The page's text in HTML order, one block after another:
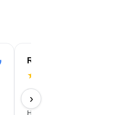
Rachida
★
Professionelles Auftreten. Klare
korrekte Vereinbarungen.
Hervorragende
›